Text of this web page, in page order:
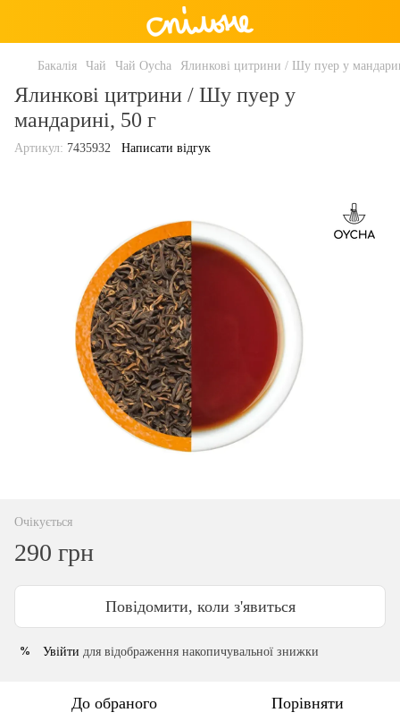
Бакалія Чай Чай Oycha Ялинкові цитрини / Шу пуер у
Ялинкові цитрини / Шу пуер у
мандарині, 50 г
Артикул: 7435932 Написати відгук
Очікується
290 грн
Повідомити, коли з'явиться
% Увійти для відображення накопичувальної знижки
До обраного Порівняти